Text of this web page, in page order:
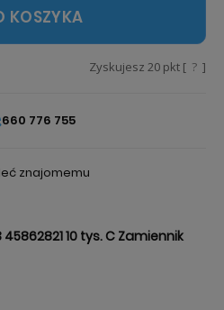
KOSZYKA
Zyskujesz 20 pkt [ ? ]
660 776 755
znajomemu
45862821 10 tys. C Zamiennik